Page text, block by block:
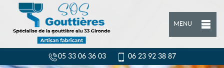
MENU
05 33 06 36 03 06 23 92 38 87